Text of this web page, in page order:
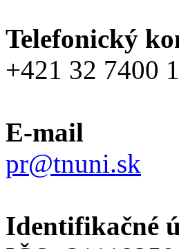
Telefonický
+421 32 7400
E-mail
pr@tnuni.sk
Identifikačné